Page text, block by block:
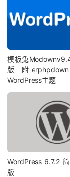
模板兔
版 附
WordPress主题
WordPress 6.7.2
版